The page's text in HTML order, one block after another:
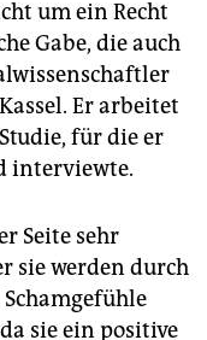
um ein Recht
Gabe, die auch
Er arbeitet
für die er
interviewte.
Seite sehr
sie werden durch
sie ein positive